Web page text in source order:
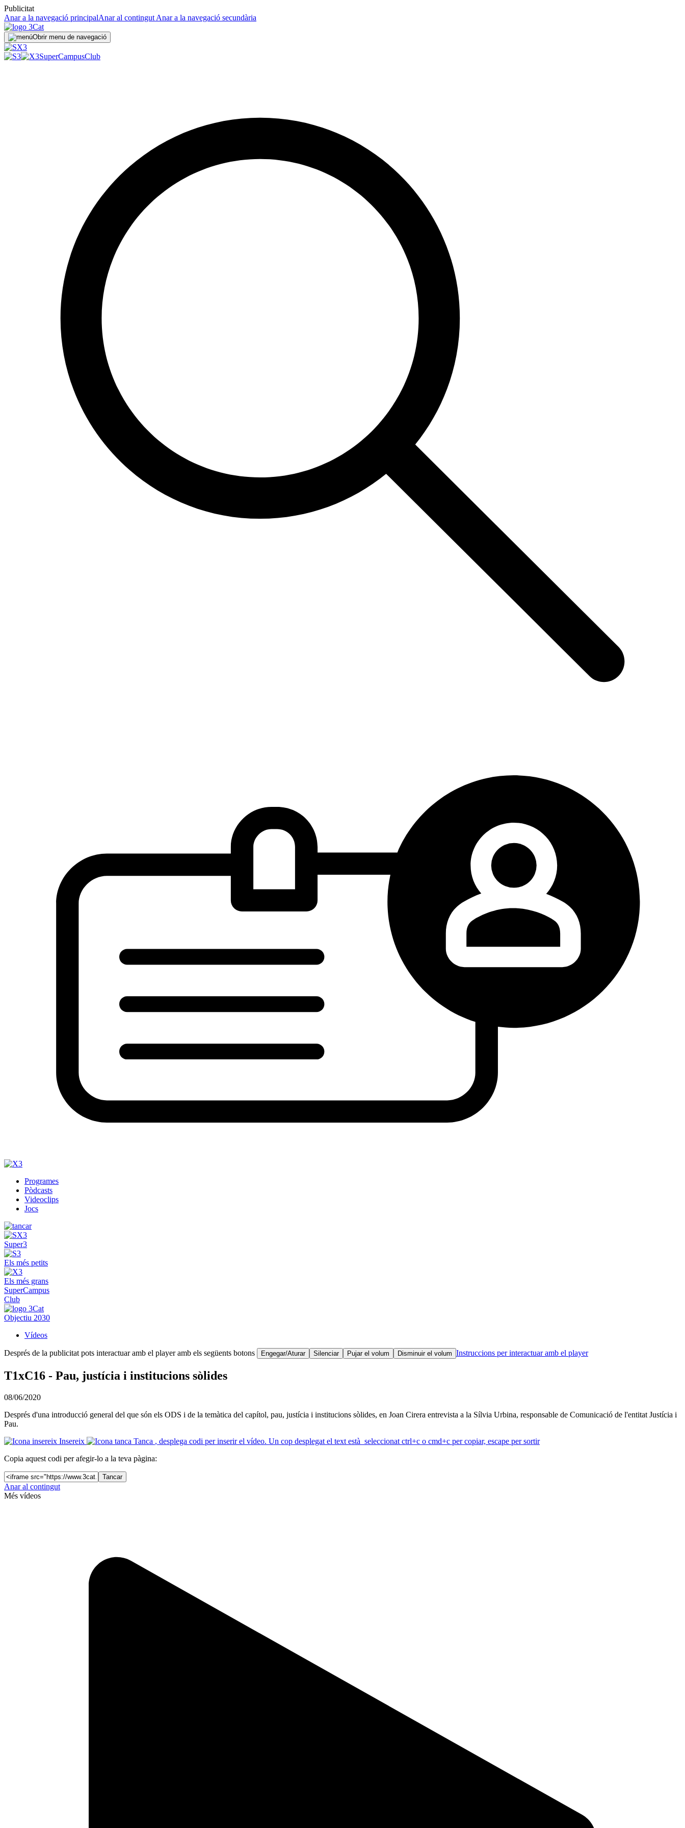
Publicitat
Anar a la navegació principalAnar al contingut Anar a la navegació secundària
Obrir menu de navegació
SuperCampusClub
Programes
Pòdcasts
Videoclips
Jocs
Super3
Els més petits
Els més grans
SuperCampus
Club
Objectiu 2030
Vídeos
Després de la publicitat pots interactuar amb el player amb els següents botons Engegar/Aturar Silenciar Pujar el volum Disminuir el volum Instruccions per interactuar amb el player
T1xC16 - Pau, justícia i institucions sòlides
08/06/2020
Després d'una introducció general del que són els ODS i de la temàtica del capítol, pau, justícia i institucions sòlides, en Joan Cirera entrevista a la Sílvia Urbina, responsable de Comunicació de l'entitat Justícia i
Pau.
Insereix
Tanca , desplega codi per inserir el vídeo. Un cop desplegat el text està seleccionat ctrl+c o cmd+c per copiar, escape per sortir
Copia aquest codi per afegir-lo a la teva pàgina:
Tancar
Anar al contingut
Més vídeos